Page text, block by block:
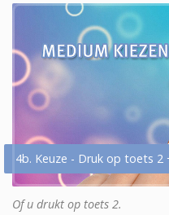
4b. Keuze - Druk op toets 2
Of u drukt op toets 2.